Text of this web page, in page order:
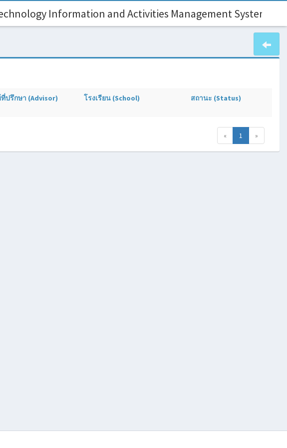
Information and Activities Management System)
ปรึกษา (Advisor) โรงเรียน (School) สถานะ (Status)
« 1 (current)
»